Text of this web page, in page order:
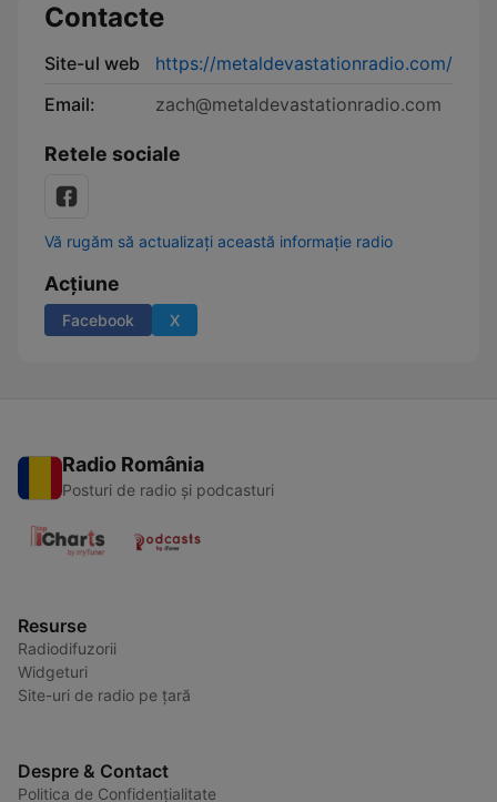
Contacte
Site-ul web
https://metaldevastationradio.com/
Email:
zach@metaldevastationradio.com
Retele sociale
Vă rugăm să actualizați această informație radio
Acțiune
Facebook X
Radio România
Posturi de radio și podcasturi
Resurse
Radiodifuzorii
Widgeturi
Site-uri de radio pe țară
Despre & Contact
Politica de Confidențialitate